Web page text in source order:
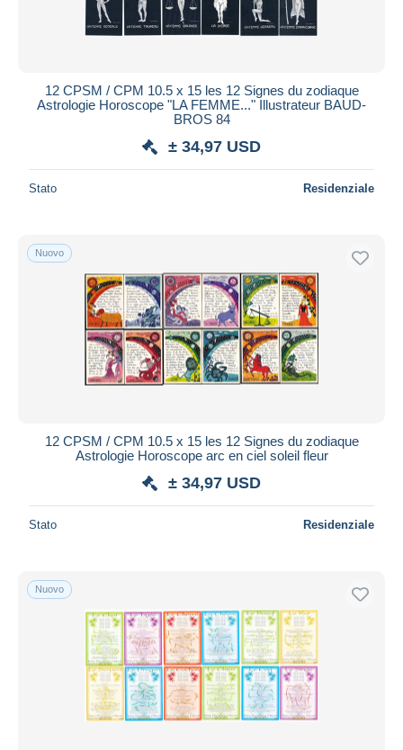
12 CPSM / CPM 10.5 x 15 les 12 Signes du zodiaque
Astrologie Horoscope "LA FEMME..." Illustrateur BAUD-
BROS 84
± 34,97 USD
Stato Residenziale
Nuovo
12 CPSM / CPM 10.5 x 15 les 12 Signes du zodiaque
Astrologie Horoscope arc en ciel soleil fleur
± 34,97 USD
Stato Residenziale
Nuovo